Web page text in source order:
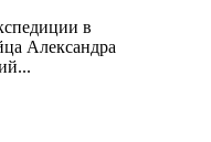
в
Александра